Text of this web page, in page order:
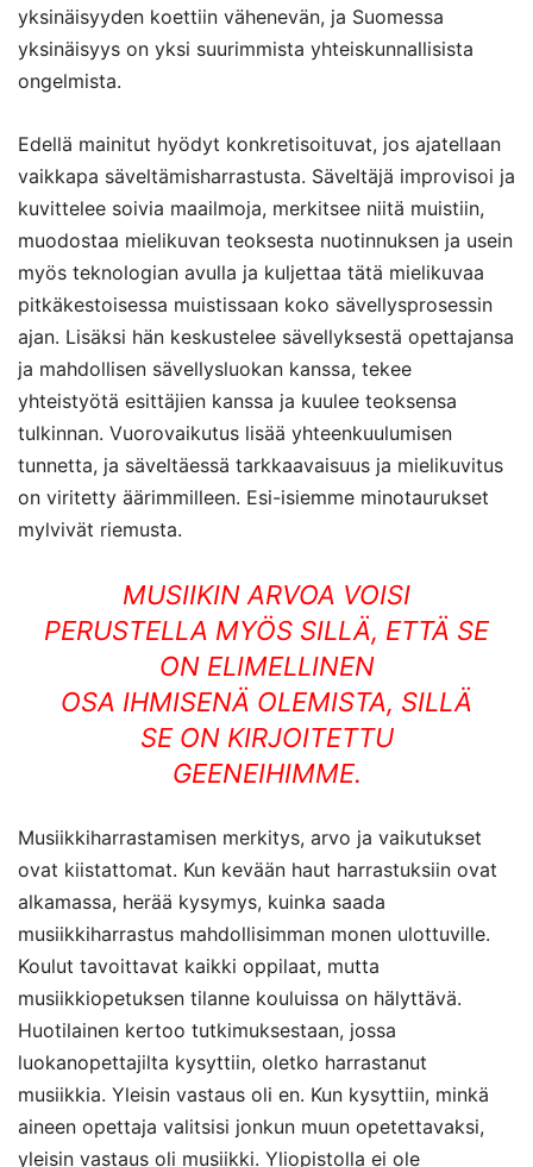
yksinäisyyden koettiin vähenevän, ja Suomessa
yksinäisyys on yksi suurimmista yhteiskunnallisista
ongelmista.
Edellä mainitut hyödyt konkretisoituvat, jos ajatellaan
vaikkapa säveltämisharrastusta. Säveltäjä improvisoi ja
kuvittelee soivia maailmoja, merkitsee niitä muistiin,
muodostaa mielikuvan teoksesta nuotinnuksen ja usein
myös teknologian avulla ja kuljettaa tätä mielikuvaa
pitkäkestoisessa muistissaan koko sävellysprosessin
ajan. Lisäksi hän keskustelee sävellyksestä opettajansa
ja mahdollisen sävellysluokan kanssa, tekee
yhteistyötä esittäjien kanssa ja kuulee teoksensa
tulkinnan. Vuorovaikutus lisää yhteenkuulumisen
tunnetta, ja säveltäessä tarkkaavaisuus ja mielikuvitus
on viritetty äärimmilleen. Esi-isiemme minotaurukset
mylvivät riemusta.
MUSIIKIN ARVOA VOISI
PERUSTELLA MYÖS SILLÄ, ETTÄ SE
ON ELIMELLINEN
OSA IHMISENÄ OLEMISTA, SILLÄ
SE ON KIRJOITETTU
GEENEIHIMME.
Musiikkiharrastamisen merkitys, arvo ja vaikutukset
ovat kiistattomat. Kun kevään haut harrastuksiin ovat
alkamassa, herää kysymys, kuinka saada
musiikkiharrastus mahdollisimman monen ulottuville.
Koulut tavoittavat kaikki oppilaat, mutta
musiikkiopetuksen tilanne kouluissa on hälyttävä.
Huotilainen kertoo tutkimuksestaan, jossa
luokanopettajilta kysyttiin, oletko harrastanut
musiikkia. Yleisin vastaus oli en. Kun kysyttiin, minkä
aineen opettaja valitsisi jonkun muun opetettavaksi,
yleisin vastaus oli musiikki. Yliopistolla ei ole